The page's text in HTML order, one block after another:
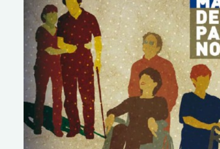
Crónicas
–
2ª
Edición